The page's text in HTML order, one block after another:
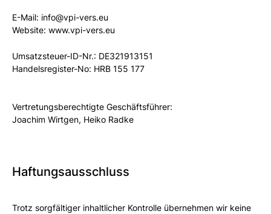
E-Mail: info@vpi-vers.eu
Website: www.vpi-vers.eu
Umsatzsteuer-ID-Nr.: DE321913151
Handelsregister-No: HRB 155 177
Vertretungsberechtigte Geschäftsführer:
Joachim Wirtgen, Heiko Radke
Haftungsausschluss
Trotz sorgfältiger inhaltlicher Kontrolle übernehmen wir keine